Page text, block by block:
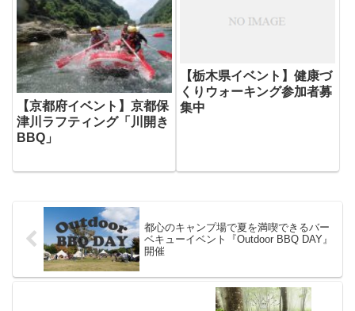
【京都府イベント】京都保
津川ラフティング「川開き
BBQ」
【栃木県イベント】健康づ
くりウォーキング参加者募
集中
都心のキャンプ場で夏を満喫できるバー
ベキューイベント『Outdoor BBQ DAY』
開催